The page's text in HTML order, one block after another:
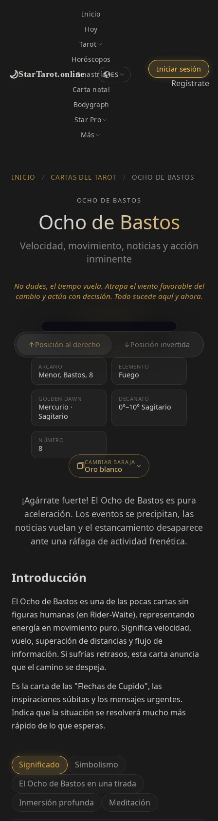
🌙StarTarot.online
Inicio
Hoy
Tarot
Horóscopos
Sinastría
Carta natal
Bodygraph
Star Pro
Más
ES
Iniciar sesión
Regístrate
INICIO / CARTAS DEL TAROT / OCHO DE BASTOS
OCHO DE BASTOS
Ocho de Bastos
Velocidad, movimiento, noticias y acción
inminente
No dudes, el tiempo vuela. Atrapa el viento favorable del
cambio y actúa con decisión. Todo sucede aquí y ahora.
↑ Posición al derecho ↓ Posición invertida
ARCANO
Menor, Bastos, 8
ELEMENTO
Fuego
GOLDEN DAWN
Mercurio ·
Sagitario
DECANATO
0°–10° Sagitario
NÚMERO
8
CAMBIAR BARAJA
Oro blanco
¡Agárrate fuerte! El Ocho de Bastos es pura
aceleración. Los eventos se precipitan, las
noticias vuelan y el estancamiento desaparece
ante una ráfaga de actividad frenética.
Introducción
El Ocho de Bastos es una de las pocas cartas sin
figuras humanas (en Rider-Waite), representando
energía en movimiento puro. Significa velocidad,
vuelo, superación de distancias y flujo de
información. Si sufrías retrasos, esta carta anuncia
que el camino se despeja.
Es la carta de las "Flechas de Cupido", las
inspiraciones súbitas y los mensajes urgentes.
Indica que la situación se resolverá mucho más
rápido de lo que esperas.
Significado
Simbolismo
El Ocho de Bastos en una tirada
Inmersión profunda
Meditación